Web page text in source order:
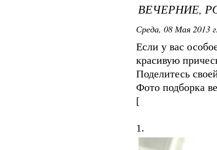
ВЕЧЕРНИЕ,
Среда, 08 Мая 2013
Если у вас
красивую
Поделитесь
Фото подборка
[
1.